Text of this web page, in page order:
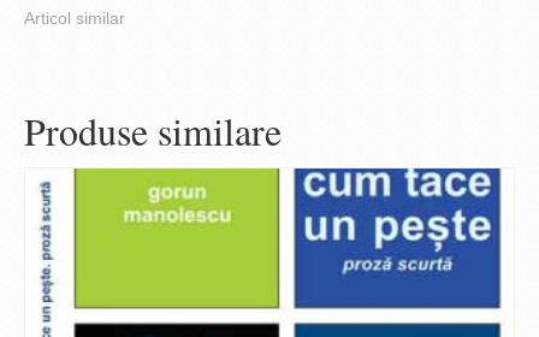
Articol similar
Produse similare